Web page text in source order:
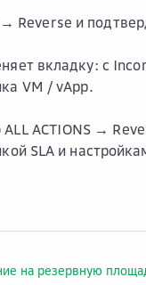
→ Reverse и
вкладку: с
VM / vApp.
ALL ACTIONS →
SLA и
на резервную